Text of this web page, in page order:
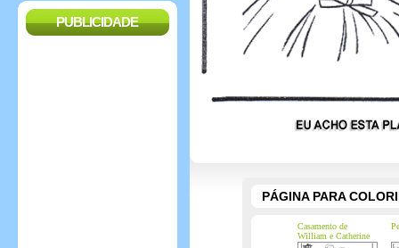
PUBLICIDADE
PÁGINA PARA
Casamento de
William e Catherine